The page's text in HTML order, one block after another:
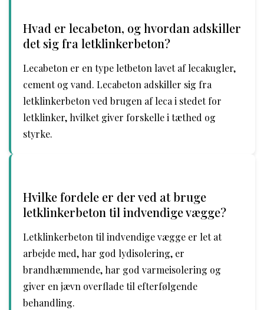
Hvad er lecabeton, og hvordan adskiller
det sig fra letklinkerbeton?
Lecabeton er en type letbeton lavet af lecakugler,
cement og vand. Lecabeton adskiller sig fra
letklinkerbeton ved brugen af leca i stedet for
letklinker, hvilket giver forskelle i tæthed og
styrke.
Hvilke fordele er der ved at bruge
letklinkerbeton til indvendige vægge?
Letklinkerbeton til indvendige vægge er let at
arbejde med, har god lydisolering, er
brandhæmmende, har god varmeisolering og
giver en jævn overflade til efterfølgende
behandling.